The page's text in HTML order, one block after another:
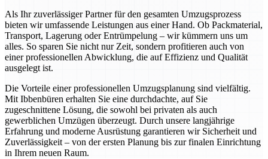
Als Ihr zuverlässiger Partner für den gesamten Umzugsprozess
bieten wir umfassende Leistungen aus einer Hand. Ob Packmaterial,
Transport, Lagerung oder Entrümpelung – wir kümmern uns um
alles. So sparen Sie nicht nur Zeit, sondern profitieren auch von
einer professionellen Abwicklung, die auf Effizienz und Qualität
ausgelegt ist.
Die Vorteile einer professionellen Umzugsplanung sind vielfältig.
Mit Ibbenbüren erhalten Sie eine durchdachte, auf Sie
zugeschnittene Lösung, die sowohl bei privaten als auch
gewerblichen Umzügen überzeugt. Durch unsere langjährige
Erfahrung und moderne Ausrüstung garantieren wir Sicherheit und
Zuverlässigkeit – von der ersten Planung bis zur finalen Einrichtung
in Ihrem neuen Raum.